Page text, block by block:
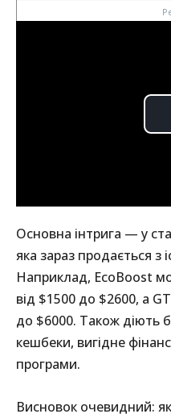
Основна інтрига — у
яка зараз продається
Наприклад, EcoBoost
від $1500 до $2600, а
до $6000. Також діють
кешбеки, вигідне
програми.
Висновок очевидний: